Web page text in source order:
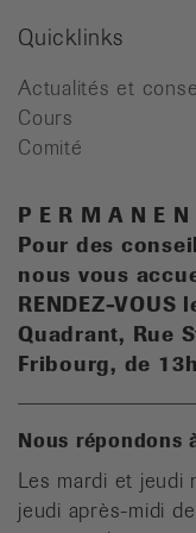
Quicklinks
Actualités et
Cours
Comité
P E R M A N E N
Pour des
nous vous
RENDEZ-
Quadrant, Rue
Fribourg, de
Nous répondons
Les mardi et jeudi
jeudi après-midi